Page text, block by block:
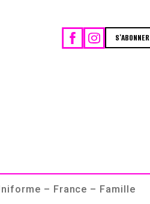
S'ABONNER
– France – Famille